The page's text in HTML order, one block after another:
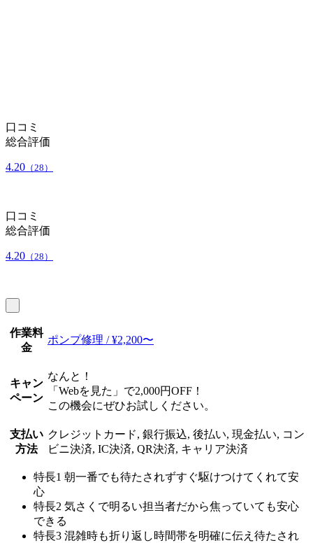
口コミ
総合評価
4.20 （28）
口コミ
総合評価
4.20 （28）
作業料
金
ポンプ修理 / ¥2,200〜
キャン
ペーン
なんと！
「Webを見た」で2,000円OFF！
この機会にぜひお試しください。
支払い
方法
クレジットカード, 銀行振込, 後払い, 現金払い, コン
ビニ決済, IC決済, QR決済, キャリア決済
特長1 朝一番でも待たされずすぐ駆けつけてくれて安
心
特長2 気さくで明るい担当者だから焦っていても安心
できる
特長3 混雑時も折り返し時間帯を明確に伝え待たされ